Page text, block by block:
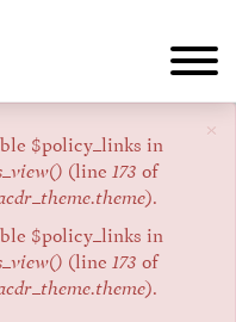
×
$policy_links in
(line 173 of
).
$policy_links in
(line 173 of
).